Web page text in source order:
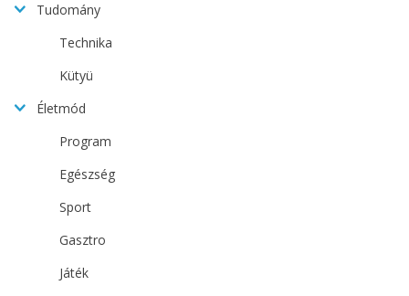
Tudomány
Technika
Kütyü
Életmód
Program
Egészség
Sport
Gasztro
Játék